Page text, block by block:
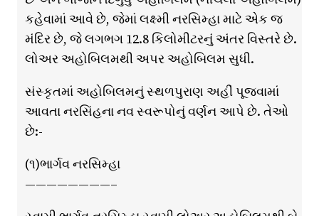
કહેવામાં આવે છે, જેમાં લક્ષ્મી નરસિમ્હા માટે એક જ
મંદિર છે, જે લગભગ 12.8 કિલોમીટરનું અંતર વિસ્તરે છે.
લોઅર અહોબિલમથી અપર અહોબિલમ સુધી.
સંસ્કૃતમાં અહોબિલમનું સ્થળપુરાણ અહીં પૂજવામાં
આવતા નરસિંહના નવ સ્વરૂપોનું વર્ણન આપે છે. તેઓ
છે:-
(૧)ભાર્ગવ નરસિમ્હા
————————–